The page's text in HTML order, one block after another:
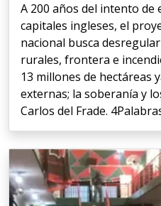
A 200 años del intento de
capitales ingleses, el
nacional busca
rurales, frontera e
13 millones de hectáreas
externas; la soberanía y
Carlos del Frade.